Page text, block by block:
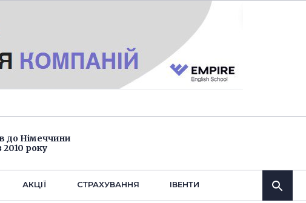
до Німеччини
2010 року
АКЦІЇ СТРАХУВАННЯ IВЕНТИ